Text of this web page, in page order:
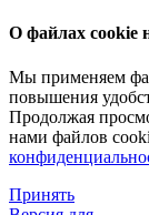
О файлах cookie
Мы применяем
повышения
Продолжая
нами файлов
Принять